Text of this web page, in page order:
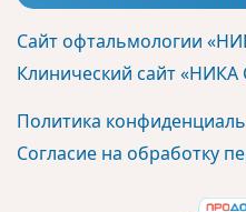
Сайт офтальмологии
Клинический сайт
Политика
Согласие на обработку